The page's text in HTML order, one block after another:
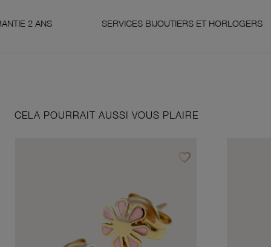
ANS SERVICES BIJOUTIERS ET HORLOGERS
CELA POURRAIT AUSSI VOUS PLAIRE
favorite_borderAjouter à vos favoris